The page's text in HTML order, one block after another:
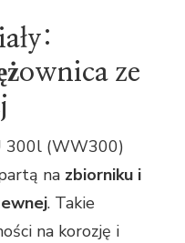
ze
300l (WW300)
na zbiorniku i
. Takie
na korozję i